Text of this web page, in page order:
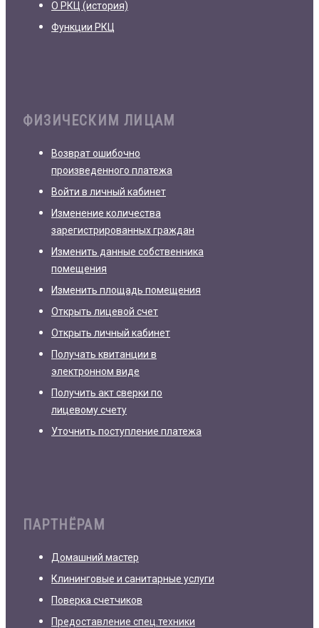
О РКЦ (история)
Функции РКЦ
ФИЗИЧЕСКИМ ЛИЦАМ
Возврат ошибочно
произведенного платежа
Войти в личный кабинет
Изменение количества
зарегистрированных граждан
Изменить данные собственника
помещения
Изменить площадь помещения
Открыть лицевой счет
Открыть личный кабинет
Получать квитанции в
электронном виде
Получить акт сверки по
лицевому счету
Уточнить поступление платежа
ПАРТНЁРАМ
Домашний мастер
Клининговые и санитарные услуги
Поверка счетчиков
Предоставление спец.техники